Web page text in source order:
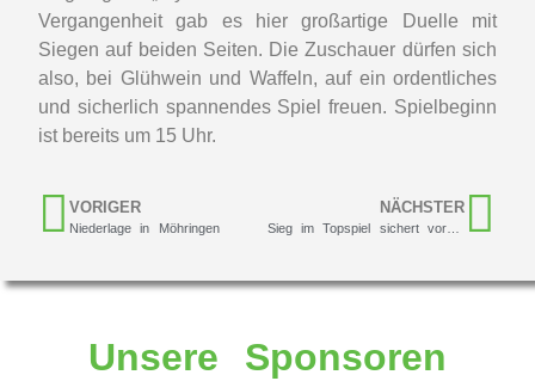
Vergangenheit gab es hier großartige Duelle mit
Siegen auf beiden Seiten. Die Zuschauer dürfen sich
also, bei Glühwein und Waffeln, auf ein ordentliches
und sicherlich spannendes Spiel freuen. Spielbeginn
ist bereits um 15 Uhr.
VORIGER
Niederlage in Möhringen
NÄCHSTER
Unsere Sponsoren